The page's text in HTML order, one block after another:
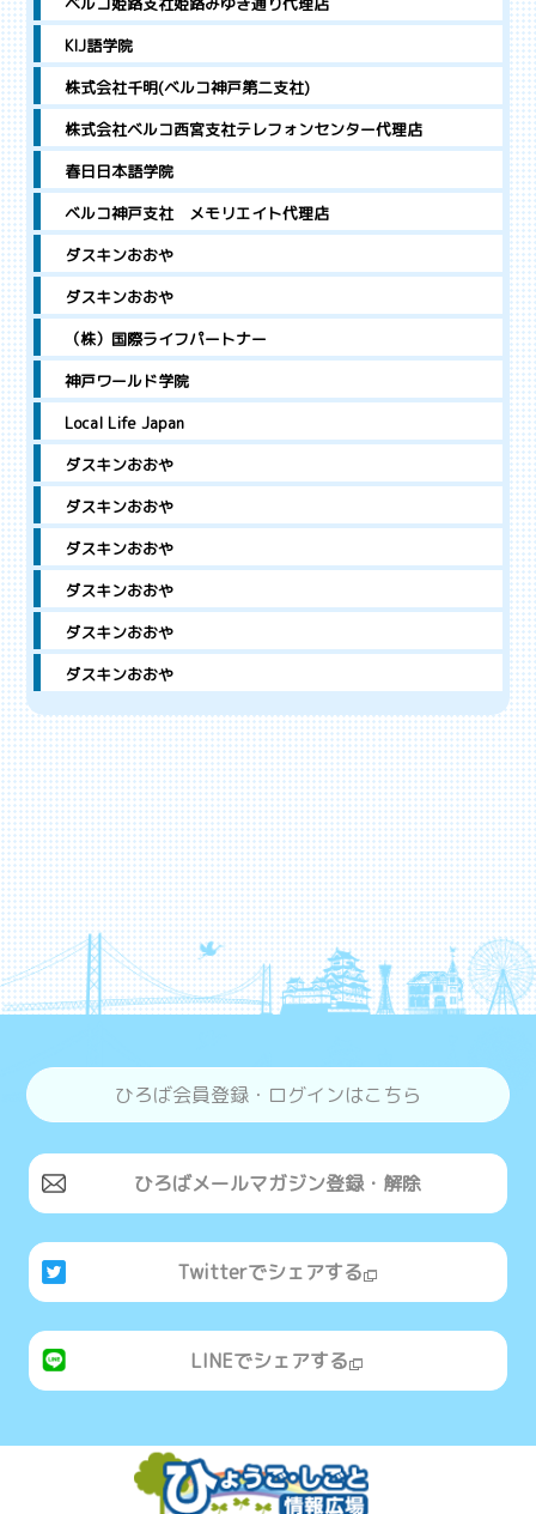
KIJ語学院
株式会社千明(ベルコ神戸第二支社)
株式会社ベルコ西宮支社テレフォンセンター代理店
春日日本語学院
ベルコ神戸支社 メモリエイト代理店
ダスキンおおや
ダスキンおおや
（株）国際ライフパートナー
神戸ワールド学院
Local Life Japan
ダスキンおおや
ダスキンおおや
ダスキンおおや
ダスキンおおや
ダスキンおおや
ダスキンおおや
ひろば会員登録・ログインはこちら
ひろばメールマガジン登録・解除
Twitterでシェアする
LINEでシェアする